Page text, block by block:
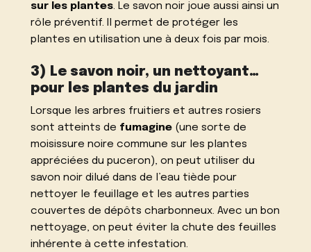
sur les plantes. Le savon noir joue aussi ainsi un
rôle préventif. Il permet de protéger les
plantes en utilisation une à deux fois par mois.
3) Le savon noir, un nettoyant…
pour les plantes du jardin
Lorsque les arbres fruitiers et autres rosiers
sont atteints de fumagine (une sorte de
moisissure noire commune sur les plantes
appréciées du puceron), on peut utiliser du
savon noir dilué dans de l’eau tiède pour
nettoyer le feuillage et les autres parties
couvertes de dépôts charbonneux. Avec un bon
nettoyage, on peut éviter la chute des feuilles
inhérente à cette infestation.